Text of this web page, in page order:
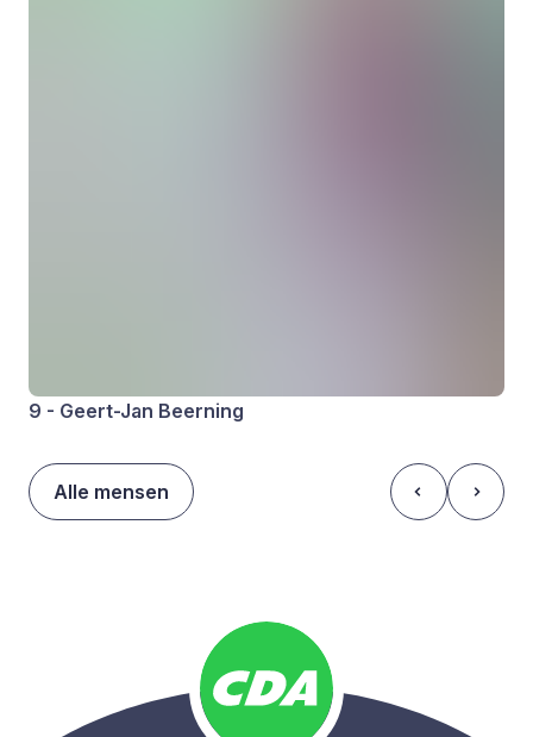
9 - Geert-Jan Beerning
Alle mensen